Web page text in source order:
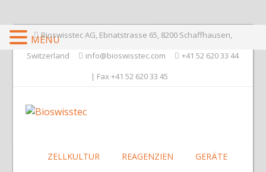
Bioswisstec AG, Ebnatstrasse 65, 8200 Schaffhausen,
Switzerland
info@bioswisstec.com
+41 52 620 33 44
| Fax +41 52 620 33 45
ZELLKULTUR REAGENZIEN GERÄTE
MENU